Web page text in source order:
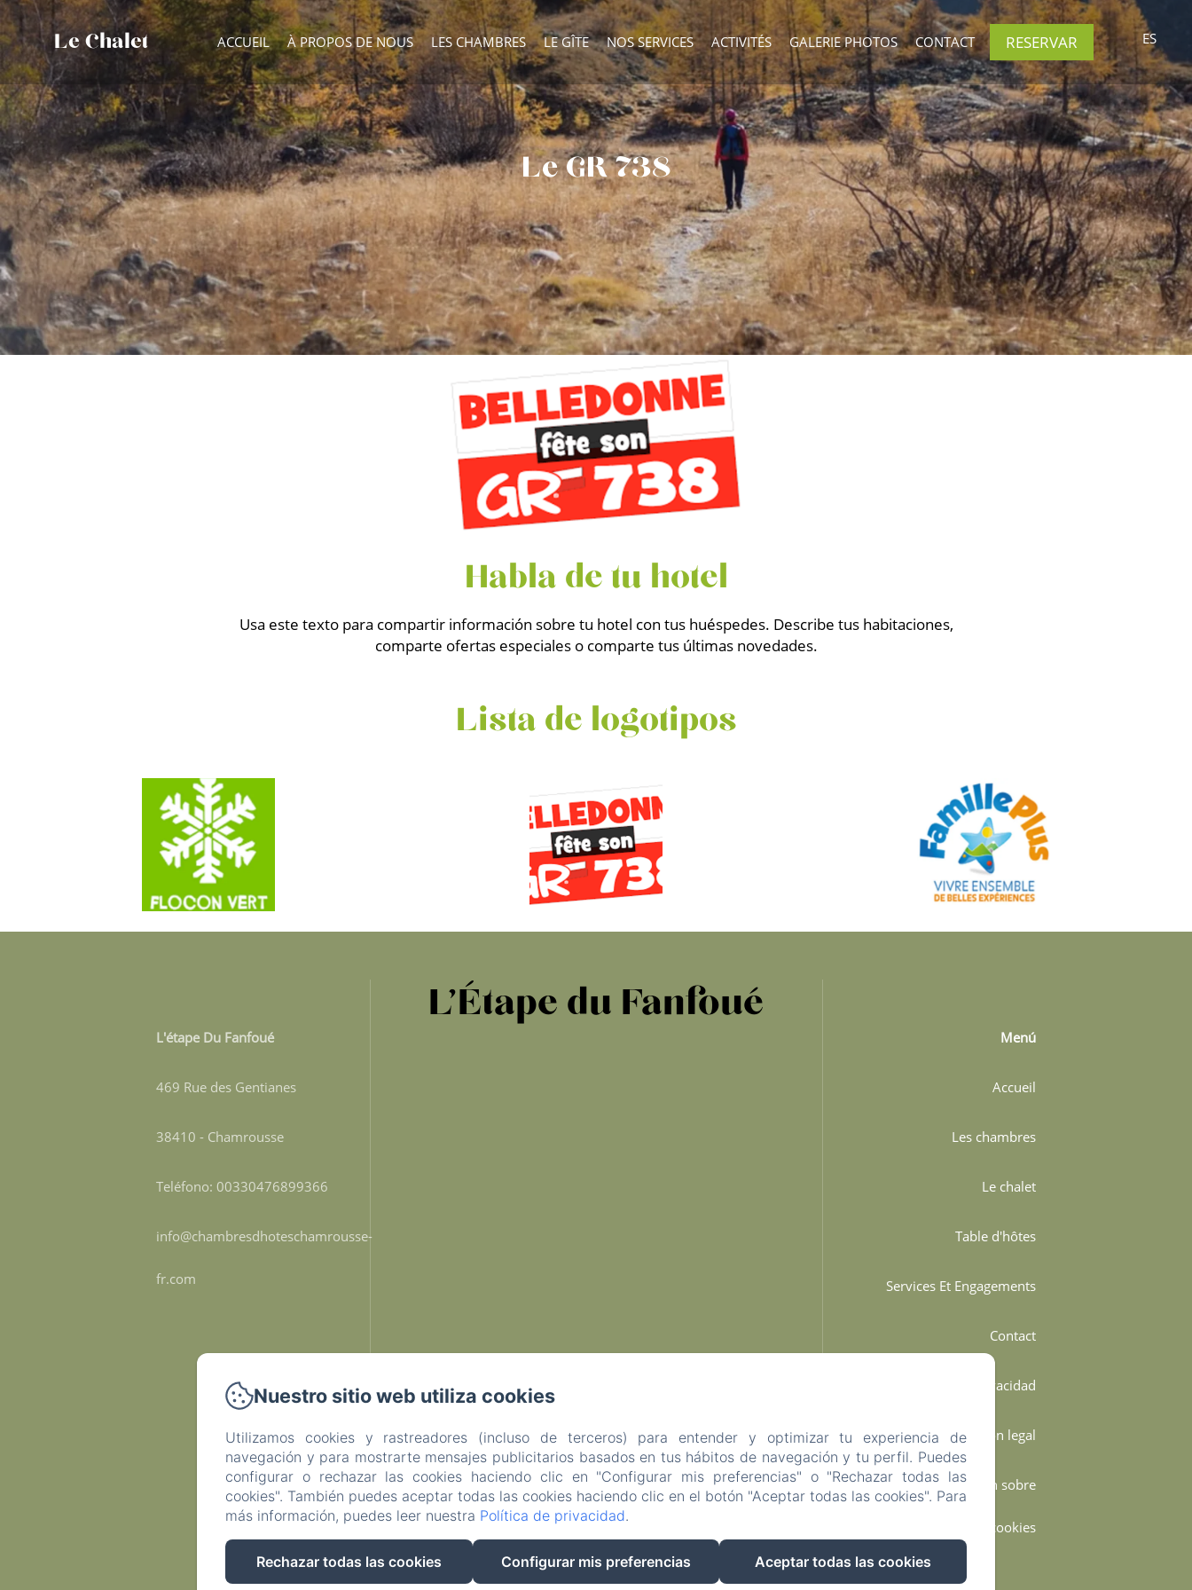
Le Chalet ACCUEIL À PROPOS DE NOUS LES CHAMBRES LE GÎTE NOS SERVICES ACTIVITÉS GALERIE PHOTOS CONTACT RESERVAR ES
Le GR 738
Habla de tu hotel
Usa este texto para compartir información sobre tu hotel con tus huéspedes. Describe tus habitaciones,
comparte ofertas especiales o comparte tus últimas novedades.
Lista de logotipos
L'étape Du Fanfoué
469 Rue des Gentianes
38410 - Chamrousse
Teléfono: 00330476899366
info@chambresdhoteschamrousse-
fr.com
L’Étape du Fanfoué
EN FR
ES
Desarrollado con Amenitiz
Menú
Accueil
Les chambres
Le chalet
Table d'hôtes
Services Et Engagements
Contact
Política de privacidad
Información legal
Información sobre
cookies
Nuestro sitio web utiliza cookies
Utilizamos cookies y rastreadores (incluso de terceros) para entender y optimizar tu experiencia de
navegación y para mostrarte mensajes publicitarios basados en tus hábitos de navegación y tu perfil. Puedes
configurar o rechazar las cookies haciendo clic en "Configurar mis preferencias" o "Rechazar todas las
cookies". También puedes aceptar todas las cookies haciendo clic en el botón "Aceptar todas las cookies". Para
más información, puedes leer nuestra Política de privacidad.
Rechazar todas las cookies Configurar mis preferencias Aceptar todas las cookies